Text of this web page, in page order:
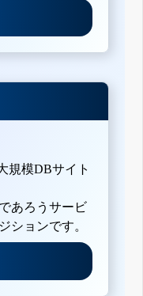
規模DBサイト
あろうサービ
ションです。